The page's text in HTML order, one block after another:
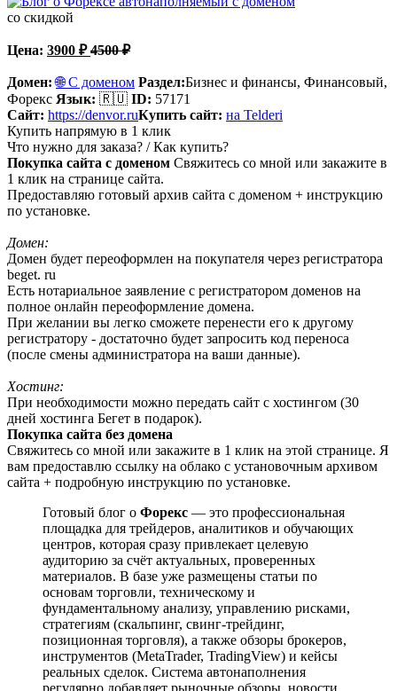
со скидкой
Цена: 3900 ₽ 4500₽
Домен: 🌐 С доменом Раздел:Бизнес и финансы, Финансовый,
Форекс Язык: 🇷🇺 ID: 57171
Сайт: https://denvor.ruКупить сайт: на Telderi
Купить напрямую в 1 клик
Что нужно для заказа? / Как купить?
Покупка сайта с доменом Свяжитесь со мной или закажите в
1 клик на странице сайта.
Предоставляю готовый архив сайта с доменом + инструкцию
по установке.
Домен:
Домен будет переоформлен на покупателя через регистратора
beget. ru
Есть нотариальное заявление с регистратором доменов на
полное онлайн переоформление домена.
При желании вы легко сможете перенести его к другому
регистратору - достаточно будет запросить код переноса
(после смены администратора на ваши данные).
Хостинг:
При необходимости можно передать сайт с хостингом (30
дней хостинга Бегет в подарок).
Покупка сайта без домена
Свяжитесь со мной или закажите в 1 клик на этой странице. Я
вам предоставлю ссылку на облако с установочным архивом
сайта + подробную инструкцию по установке.
Готовый блог о Форекс — это профессиональная
площадка для трейдеров, аналитиков и обучающих
центров, которая сразу привлекает целевую
аудиторию за счёт актуальных, проверенных
материалов. В базе уже размещены статьи по
основам торговли, техническому и
фундаментальному анализу, управлению рисками,
стратегиям (скальпинг, свинг-трейдинг,
позиционная торговля), а также обзоры брокеров,
инструментов (MetaTrader, TradingView) и кейсы
реальных сделок. Система автонаполнения
регулярно добавляет рыночные обзоры, новости